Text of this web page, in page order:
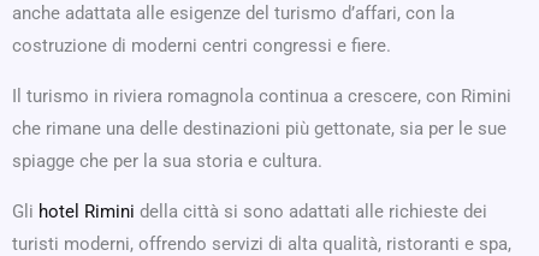
anche adattata alle esigenze del turismo d’affari, con la
costruzione di moderni centri congressi e fiere.
Il turismo in riviera romagnola continua a crescere, con Rimini
che rimane una delle destinazioni più gettonate, sia per le sue
spiagge che per la sua storia e cultura.
Gli hotel Rimini della città si sono adattati alle richieste dei
turisti moderni, offrendo servizi di alta qualità, ristoranti e spa,